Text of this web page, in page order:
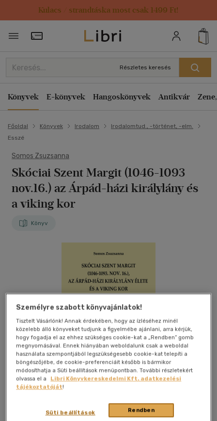
Kulacs / strandtáska most csak 1499 Ft!
Törzsvásárlói Kártya adatai
Részletes keresés
Könyvek E-könyvek Hangoskönyvek Antikvár
Főoldal Könyvek Irodalom
Irodalomtud., -történet, -elm.
Esszé
Somos Zsuzsanna
Skóciai Szent Margit (1046-1093
nov.16.) az Árpád-házi királylány és
a viking kor
Könyv
Kívánságlistához adom
Személyre szabott könyvajánlatok!
Tisztelt Vásárlónk! Annak érdekében, hogy az ízléséhez minél
közelebb álló könyveket tudjunk a figyelmébe ajánlani, arra kérjük,
hogy fogadja el az ehhez szükséges cookie-kat a „Rendben” gomb
megnyomásával. Ennek hiányában weboldalunk csak a weboldal
használata szempontjából legszükségesebb cookie-kat telepíti a
böngészőjébe, de cookie-preferenciáit később is bármikor
módosíthatja a Süti beállítások menüpontban. További részletekért
olvassa el a
Libri Könyvkereskedelmi Kft. adatkezelési
tájékoztatóját!
Rendben
Süti beállítások